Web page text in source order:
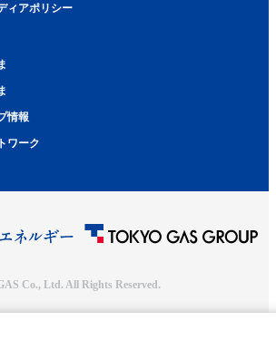
ィアポリシー
情報
ワーク
Co., Ltd. All Rights Reserved.